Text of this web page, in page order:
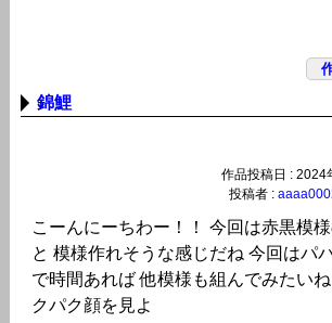
錦鯉
作品投稿日 : 2024
投稿者 :
こーんにーちわー！！ 今回は赤黒模
と 模様作れそうな感じだね 今回はパ
で時間あれば 他模様も組んでみたい
クパク顔を見よ